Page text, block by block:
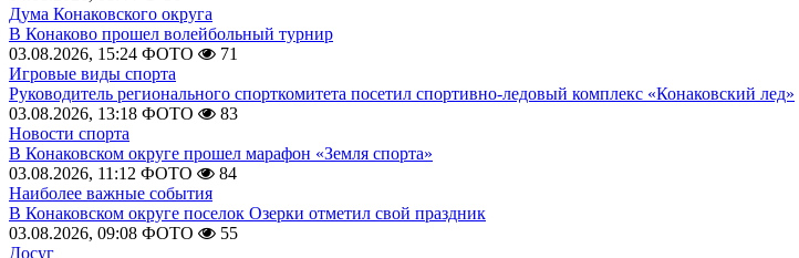
Дума Конаковского округа
В Конаково прошел волейбольный турнир
03.08.2026, 15:24 ФОТО
71
Игровые виды спорта
Руководитель регионального спорткомитета посетил спортивно-ледовый комплекс «Конаковский лед»
03.08.2026, 13:18 ФОТО
83
Новости спорта
В Конаковском округе прошел марафон «Земля спорта»
03.08.2026, 11:12 ФОТО
84
Наиболее важные события
В Конаковском округе поселок Озерки отметил свой праздник
03.08.2026, 09:08 ФОТО
55
Досуг